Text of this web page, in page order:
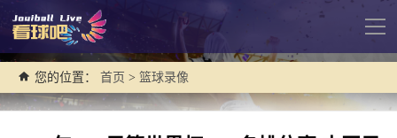
导
您的位置： 首页 > 篮球录像